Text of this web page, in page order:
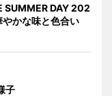
SUMMER DAY 202
かな味と色合い
子